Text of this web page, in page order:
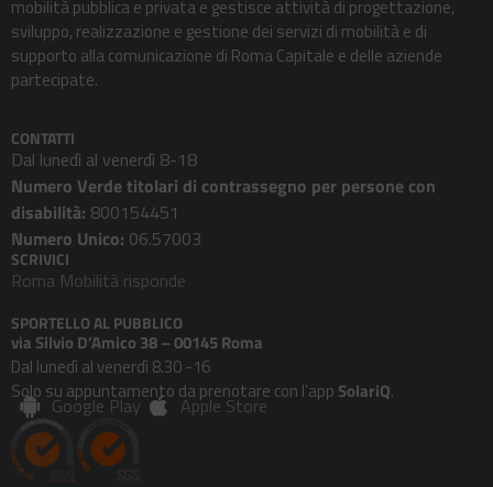
mobilità pubblica e privata e gestisce attività di progettazione,
sviluppo, realizzazione e gestione dei servizi di mobilità e di
supporto alla comunicazione di Roma Capitale e delle aziende
partecipate.
CONTATTI
Dal lunedì al venerdì 8-18
Numero Verde titolari di contrassegno per persone con
disabilità: 800154451
Numero Unico: 06.57003
SCRIVICI
Roma Mobilità risponde
SPORTELLO AL PUBBLICO
via Silvio D’Amico 38 – 00145 Roma
Dal lunedì al venerdì 8.30 -16
Solo su appuntamento da prenotare con l’app SolariQ.
Google Play Apple Store